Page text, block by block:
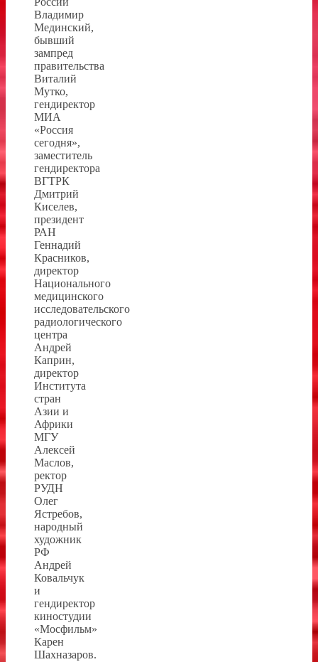
Владимир
Мединский,
бывший
зампред
правительства
Виталий
Мутко,
гендиректор
МИА
«Россия
сегодня»,
заместитель
гендиректора
ВГТРК
Дмитрий
Киселев,
президент
РАН
Геннадий
Красников,
директор
Национального
медицинского
исследовательского
радиологического
центра
Андрей
Каприн,
директор
Института
стран
Азии и
Африки
МГУ
Алексей
Маслов,
ректор
РУДН
Олег
Ястребов,
народный
художник
РФ
Андрей
Ковальчук
и
гендиректор
киностудии
«Мосфильм»
Карен
Шахназаров.